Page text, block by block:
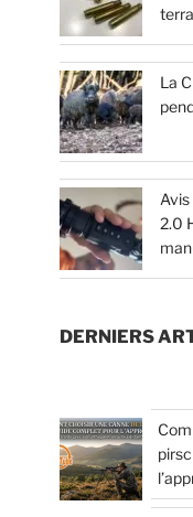
La
2.0
DERNIERS